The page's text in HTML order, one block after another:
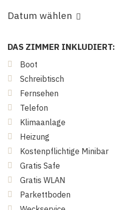
Datum wählen
DAS ZIMMER INKLUDIERT:
Boot
Schreibtisch
Fernsehen
Telefon
Klimaanlage
Heizung
Kostenpflichtige Minibar
Gratis Safe
Gratis WLAN
Parkettboden